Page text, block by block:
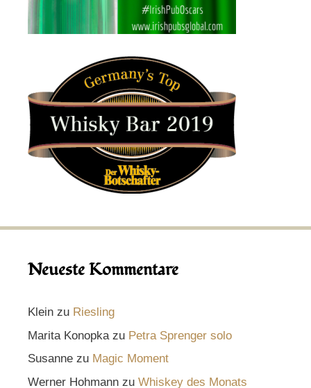
Neueste Kommentare
Klein zu Riesling
Marita Konopka zu Petra Sprenger solo
Susanne zu Magic Moment
Werner Hohmann zu Whiskey des Monats